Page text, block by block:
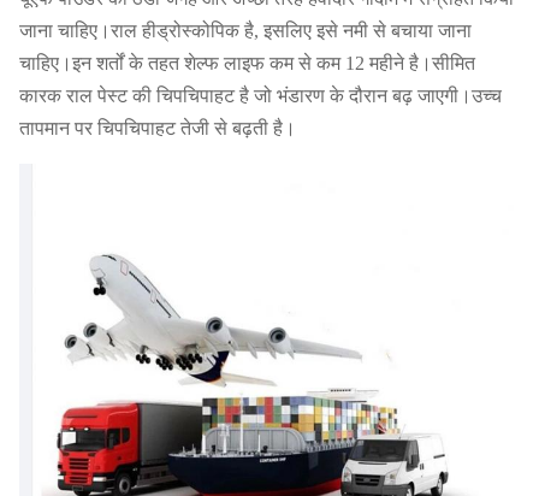
जाना चाहिए।राल हीड्रोस्कोपिक है, इसलिए इसे नमी से बचाया जाना
चाहिए।इन शर्तों के तहत शेल्फ लाइफ कम से कम 12 महीने है।सीमित
कारक राल पेस्ट की चिपचिपाहट है जो भंडारण के दौरान बढ़ जाएगी।उच्च
तापमान पर चिपचिपाहट तेजी से बढ़ती है।